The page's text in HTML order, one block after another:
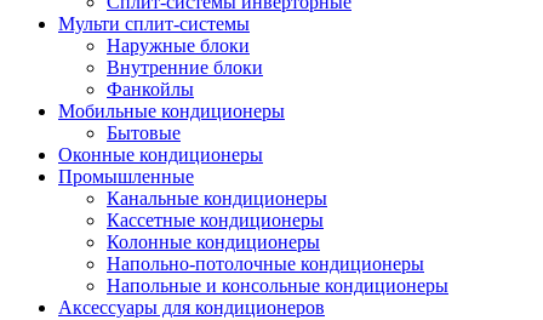
Мульти сплит-системы
Наружные блоки
Внутренние блоки
Фанкойлы
Мобильные кондиционеры
Бытовые
Оконные кондиционеры
Промышленные
Канальные кондиционеры
Кассетные кондиционеры
Колонные кондиционеры
Напольно-потолочные кондиционеры
Напольные и консольные кондиционеры
Аксессуары для кондиционеров